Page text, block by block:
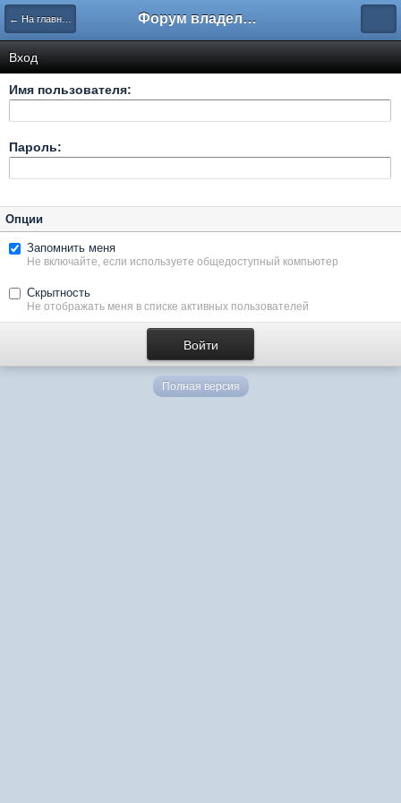
← На главную Форум владельцев интернет-магазинов
Вход
Имя пользователя:
Пароль:
Опции
Запомнить меня
Не включайте, если используете общедоступный компьютер
Скрытность
Не отображать меня в списке активных пользователей
Полная версия